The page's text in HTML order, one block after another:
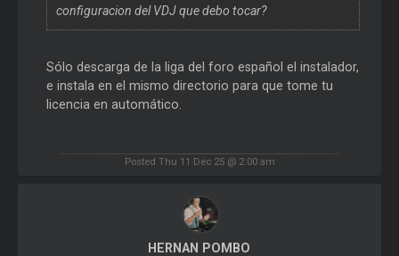
configuracion del VDJ que debo tocar?
Sólo descarga de la liga del foro español el instalador,
e instala en el mismo directorio para que tome tu
licencia en automático.
Posted Thu 11 Dec 25 @ 2:00 am
HERNAN POMBO